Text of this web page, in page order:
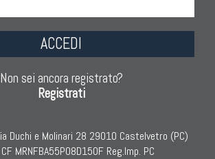
ACCEDI
Non sei ancora registrato?
Registrati
Duchi e Molinari 28 29010 Castelvetro (PC)
MRNFBA55P08D150F Reg.Imp. PC